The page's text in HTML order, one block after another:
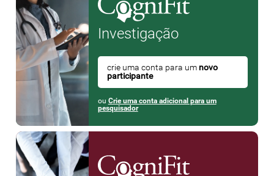
Investigação
crie uma conta para um novo
participante
ou Crie uma conta adicional para um
pesquisador